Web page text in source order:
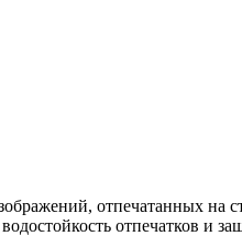
отпечатанных на
отпечатков